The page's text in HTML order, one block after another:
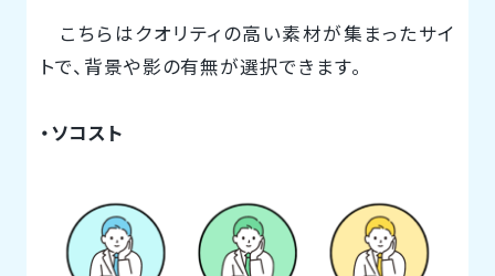
こちらはクオリティの高い素材が集まったサイ
トで、背景や影の有無が選択できます。
・ソコスト